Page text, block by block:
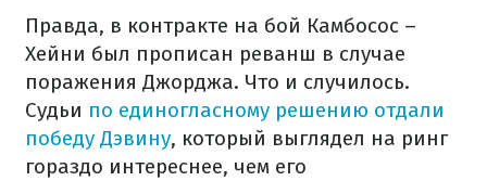
Правда, в контракте на бой Камбосос –
Хейни был прописан реванш в случае
поражения Джорджа. Что и случилось.
Судьи по единогласному решению отдали
победу Дэвину, который выглядел на ринг
гораздо интереснее, чем его